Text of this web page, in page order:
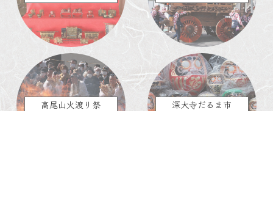
高尾山火渡り祭 深大寺だるま市